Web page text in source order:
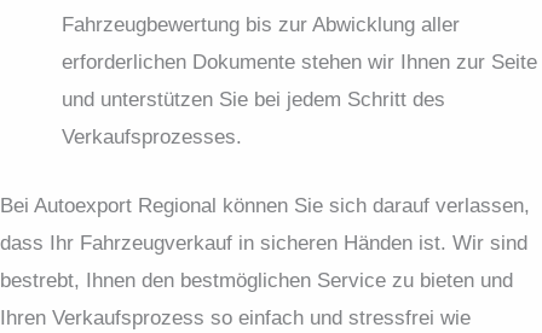
Fahrzeugbewertung bis zur Abwicklung aller
erforderlichen Dokumente stehen wir Ihnen zur Seite
und unterstützen Sie bei jedem Schritt des
Verkaufsprozesses.
Bei Autoexport Regional können Sie sich darauf verlassen,
dass Ihr Fahrzeugverkauf in sicheren Händen ist. Wir sind
bestrebt, Ihnen den bestmöglichen Service zu bieten und
Ihren Verkaufsprozess so einfach und stressfrei wie